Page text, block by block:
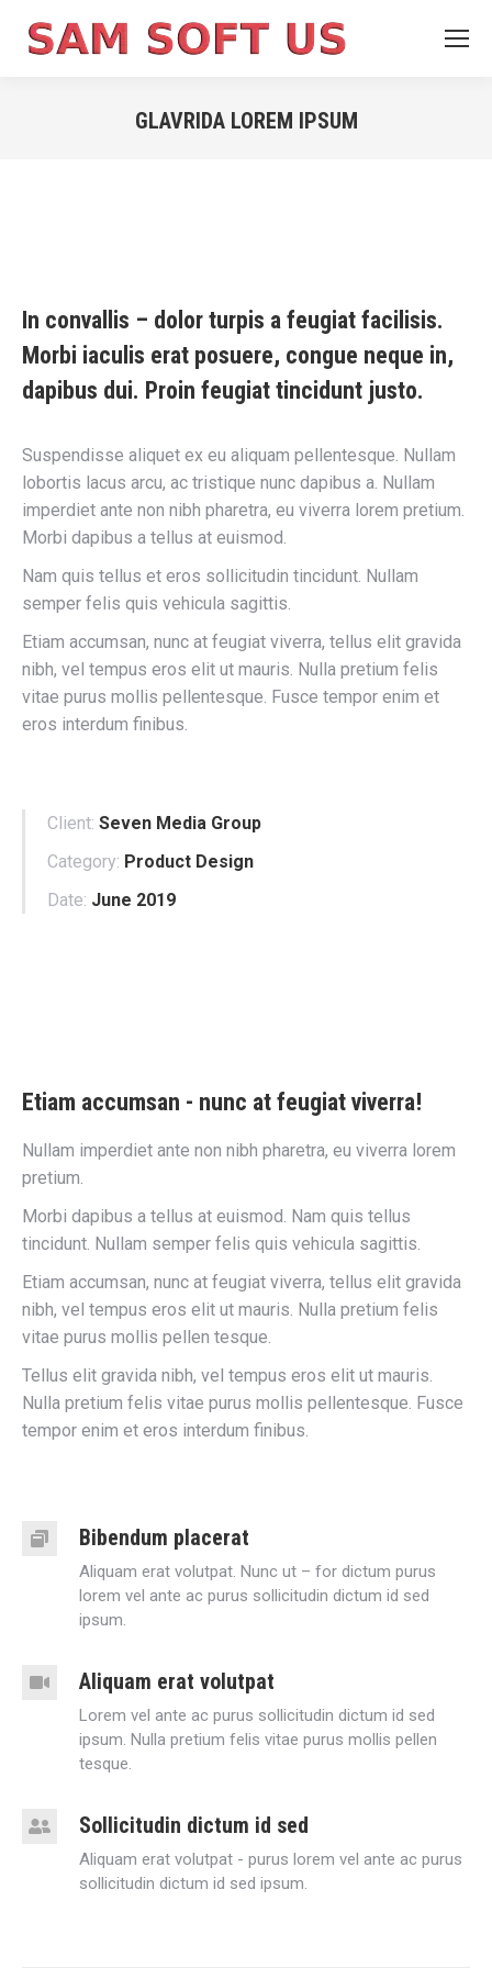
GLAVRIDA LOREM IPSUM
In convallis – dolor turpis a feugiat facilisis.
Morbi iaculis erat posuere, congue neque in,
dapibus dui. Proin feugiat tincidunt justo.
Suspendisse aliquet ex eu aliquam pellentesque. Nullam
lobortis lacus arcu, ac tristique nunc dapibus a. Nullam
imperdiet ante non nibh pharetra, eu viverra lorem pretium.
Morbi dapibus a tellus at euismod.
Nam quis tellus et eros sollicitudin tincidunt. Nullam
semper felis quis vehicula sagittis.
Etiam accumsan, nunc at feugiat viverra, tellus elit gravida
nibh, vel tempus eros elit ut mauris. Nulla pretium felis
vitae purus mollis pellentesque. Fusce tempor enim et
eros interdum finibus.
Client: Seven Media Group
Category: Product Design
Date: June 2019
Etiam accumsan - nunc at feugiat viverra!
Nullam imperdiet ante non nibh pharetra, eu viverra lorem
pretium.
Morbi dapibus a tellus at euismod. Nam quis tellus
tincidunt. Nullam semper felis quis vehicula sagittis.
Etiam accumsan, nunc at feugiat viverra, tellus elit gravida
nibh, vel tempus eros elit ut mauris. Nulla pretium felis
vitae purus mollis pellen tesque.
Tellus elit gravida nibh, vel tempus eros elit ut mauris.
Nulla pretium felis vitae purus mollis pellentesque. Fusce
tempor enim et eros interdum finibus.
Bibendum placerat
Aliquam erat volutpat. Nunc ut – for dictum purus
lorem vel ante ac purus sollicitudin dictum id sed
ipsum.
Aliquam erat volutpat
Lorem vel ante ac purus sollicitudin dictum id sed
ipsum. Nulla pretium felis vitae purus mollis pellen
tesque.
Sollicitudin dictum id sed
Aliquam erat volutpat - purus lorem vel ante ac purus
sollicitudin dictum id sed ipsum.